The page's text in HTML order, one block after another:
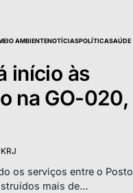
AMBIENTENOTÍCIASPOLÍTICASAÚDE
início às
na GO-020,
KRJ
os serviços entre o Posto
mais de…